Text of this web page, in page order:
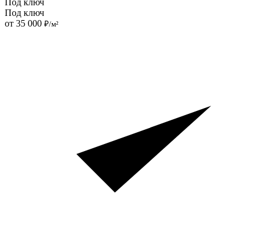
Под ключ
Под ключ
от 35 000 ₽/м²